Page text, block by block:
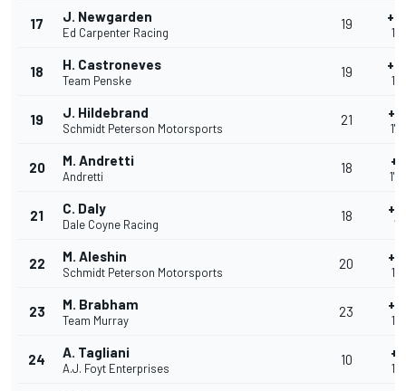
17 J. Newgarden
Ed Carpenter Racing
19
18 H. Castroneves
Team Penske
19
19 J. Hildebrand
Schmidt Peterson Motorsports
21
20 M. Andretti
Andretti
18
21 C. Daly
Dale Coyne Racing
18
22 M. Aleshin
Schmidt Peterson Motorsports
20
23 M. Brabham
Team Murray
23
24 A. Tagliani
A.J. Foyt Enterprises
10